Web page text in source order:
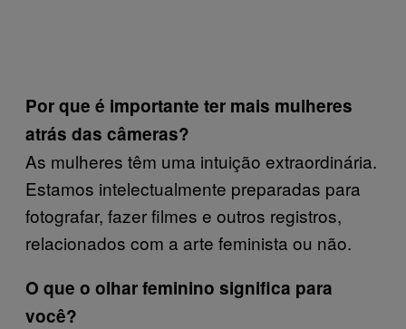
Por que é importante ter mais mulheres
atrás das câmeras?
As mulheres têm uma intuição extraordinária.
Estamos intelectualmente preparadas para
fotografar, fazer filmes e outros registros,
relacionados com a arte feminista ou não.
O que o olhar feminino significa para
você?